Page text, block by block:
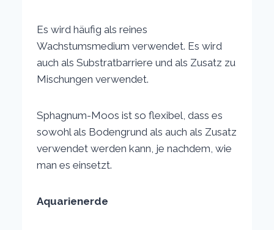
Es wird häufig als reines
Wachstumsmedium verwendet. Es wird
auch als Substratbarriere und als Zusatz zu
Mischungen verwendet.
Sphagnum-Moos ist so flexibel, dass es
sowohl als Bodengrund als auch als Zusatz
verwendet werden kann, je nachdem, wie
man es einsetzt.
Aquarienerde